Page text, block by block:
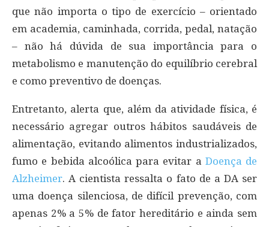
que não importa o tipo de exercício – orientado
em academia, caminhada, corrida, pedal, natação
– não há dúvida de sua importância para o
metabolismo e manutenção do equilíbrio cerebral
e como preventivo de doenças.
Entretanto, alerta que, além da atividade física, é
necessário agregar outros hábitos saudáveis de
alimentação, evitando alimentos industrializados,
fumo e bebida alcoólica para evitar a Doença de
Alzheimer. A cientista ressalta o fato de a DA ser
uma doença silenciosa, de difícil prevenção, com
apenas 2% a 5% de fator hereditário e ainda sem